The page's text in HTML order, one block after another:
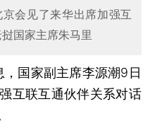
会见了来华出席加强互
国家主席朱马里
国家副主席李源潮9日
互联互通伙伴关系对话